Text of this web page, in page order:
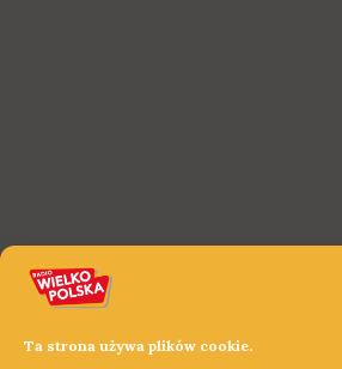
Ta strona używa plików cookie.